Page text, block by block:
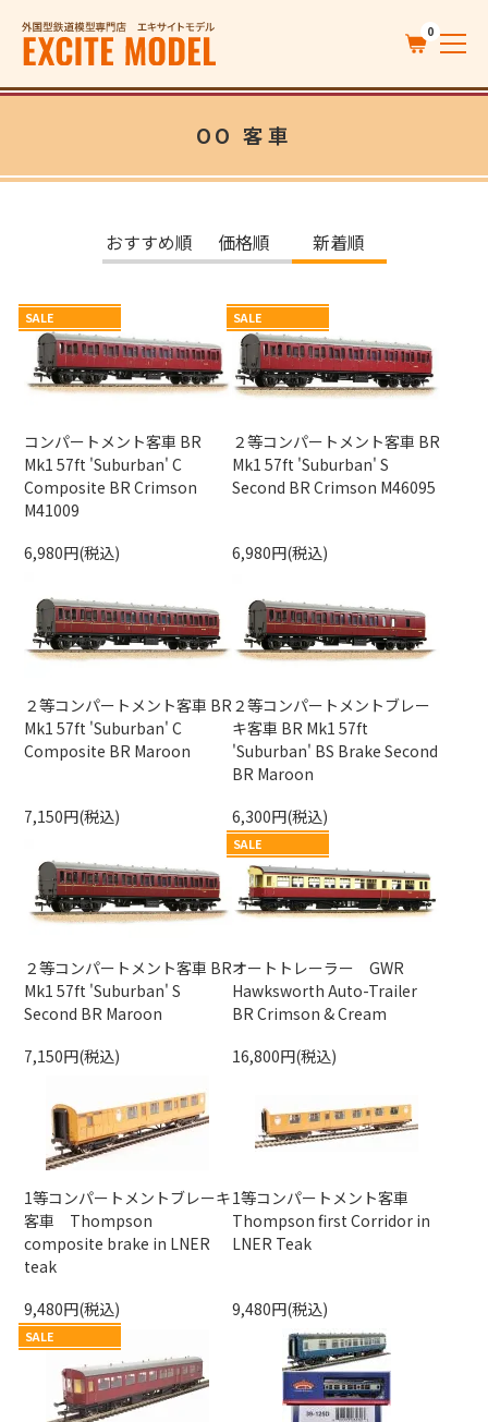
0
OO 客車
おすすめ順 価格順 新着順
SALE
コンパートメント客車 BR
Mk1 57ft 'Suburban' C
Composite BR Crimson
M41009
6,980円(税込)
SALE
２等コンパートメント客車 BR
Mk1 57ft 'Suburban' S
Second BR Crimson M46095
6,980円(税込)
２等コンパートメント客車 BR
Mk1 57ft 'Suburban' C
Composite BR Maroon
7,150円(税込)
２等コンパートメントブレー
キ客車 BR Mk1 57ft
'Suburban' BS Brake Second
BR Maroon
6,300円(税込)
２等コンパートメント客車 BR
Mk1 57ft 'Suburban' S
Second BR Maroon
7,150円(税込)
SALE
オートトレーラー GWR
Hawksworth Auto-Trailer
BR Crimson & Cream
16,800円(税込)
1等コンパートメントブレーキ
客車 Thompson
composite brake in LNER
teak
9,480円(税込)
1等コンパートメント客車
Thompson first Corridor in
LNER Teak
9,480円(税込)
SALE